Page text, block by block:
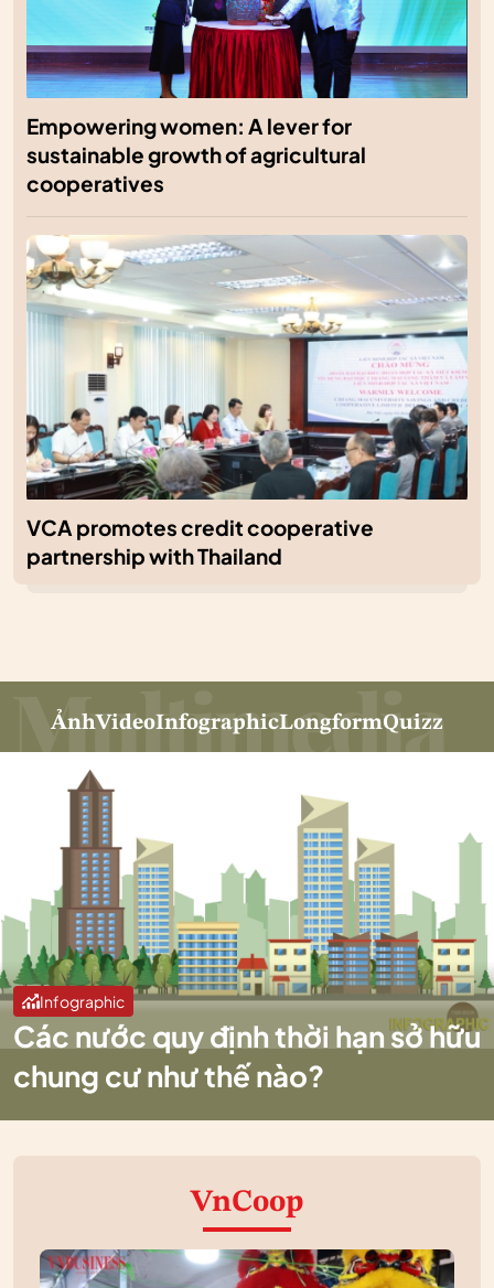
Empowering women: A lever for
sustainable growth of agricultural
cooperatives
VCA promotes credit cooperative
partnership with Thailand
ẢnhVideoInfographicLongformQuizz
Infographic
Các nước quy định thời hạn sở hữu
chung cư như thế nào?
VnCoop